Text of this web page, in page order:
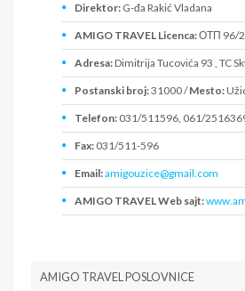
Direktor: G-đa Rakić Vladana
AMIGO TRAVEL Licenca:ОТП 96/
Adresa: Dimitrija Tucovića 93 , TC
Postanski broj:31000 /Mesto:
Telefon: 031/511596, 061/
Fax: 031/511-596
Email:amigouzice@gmail.com
AMIGO TRAVEL Web sajt:
AMIGO TRAVEL POSLOVNICE